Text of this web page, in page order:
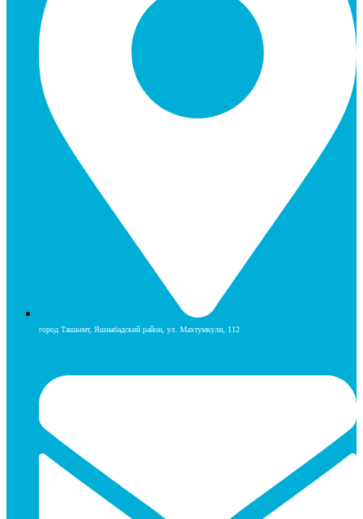
город Ташкент, Яшнабадский район, ул. Махтумкули, 112